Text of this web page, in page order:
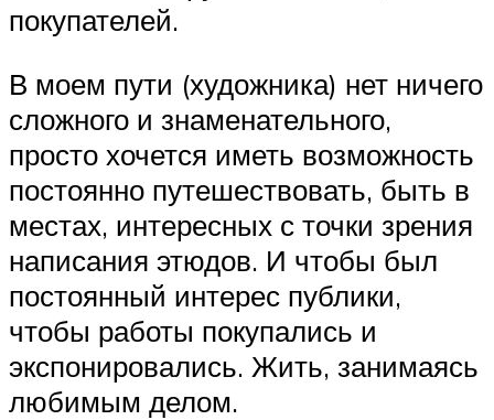
покупателей.
В моем пути (художника) нет ничего
сложного и знаменательного,
просто хочется иметь возможность
постоянно путешествовать, быть в
местах, интересных с точки зрения
написания этюдов. И чтобы был
постоянный интерес публики,
чтобы работы покупались и
экспонировались. Жить, занимаясь
любимым делом.